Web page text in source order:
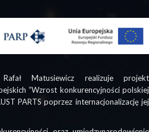
Rafał Matusiewicz realizuje projekt
“Wzrost konkurencyjności polskiej
PARTS poprzez internacjonalizację jej